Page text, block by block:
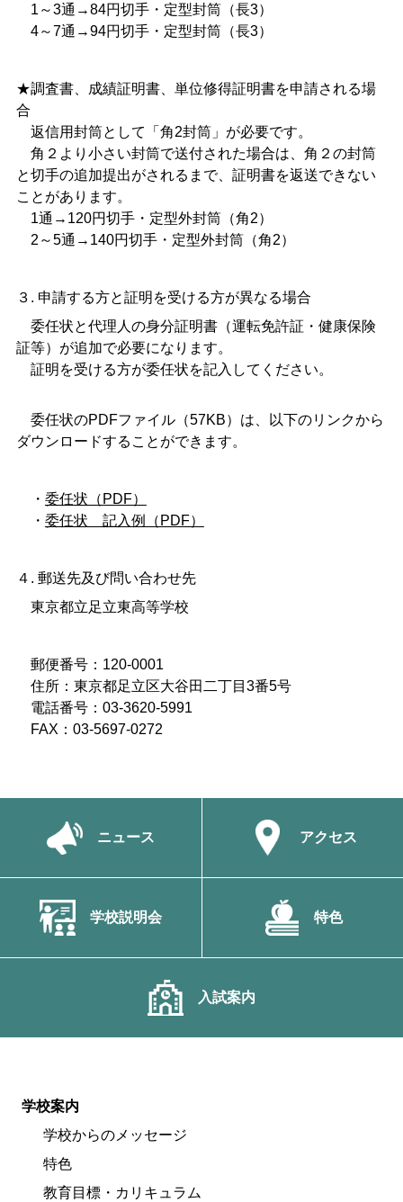
1～3通→84円切手・定型封筒（長3）
4～7通→94円切手・定型封筒（長3）
★調査書、成績証明書、単位修得証明書を申請される場
合
返信用封筒として「角2封筒」が必要です。
角２より小さい封筒で送付された場合は、角２の封筒
と切手の追加提出がされるまで、証明書を返送できない
ことがあります。
1通→120円切手・定型外封筒（角2）
2～5通→140円切手・定型外封筒（角2）
３. 申請する方と証明を受ける方が異なる場合
委任状と代理人の身分証明書（運転免許証・健康保険
証等）が追加で必要になります。
証明を受ける方が委任状を記入してください。
委任状のPDFファイル（57KB）は、以下のリンクから
ダウンロードすることができます。
・ 委任状（PDF）
・ 委任状 記入例（PDF）
４. 郵送先及び問い合わせ先
東京都立足立東高等学校
郵便番号：120-0001
住所：東京都足立区大谷田二丁目3番5号
電話番号：03-3620-5991
FAX：03-5697-0272
ニュース アクセス
学校説明会 特色
入試案内
学校案内
学校からのメッセージ
特色
教育目標・カリキュラム